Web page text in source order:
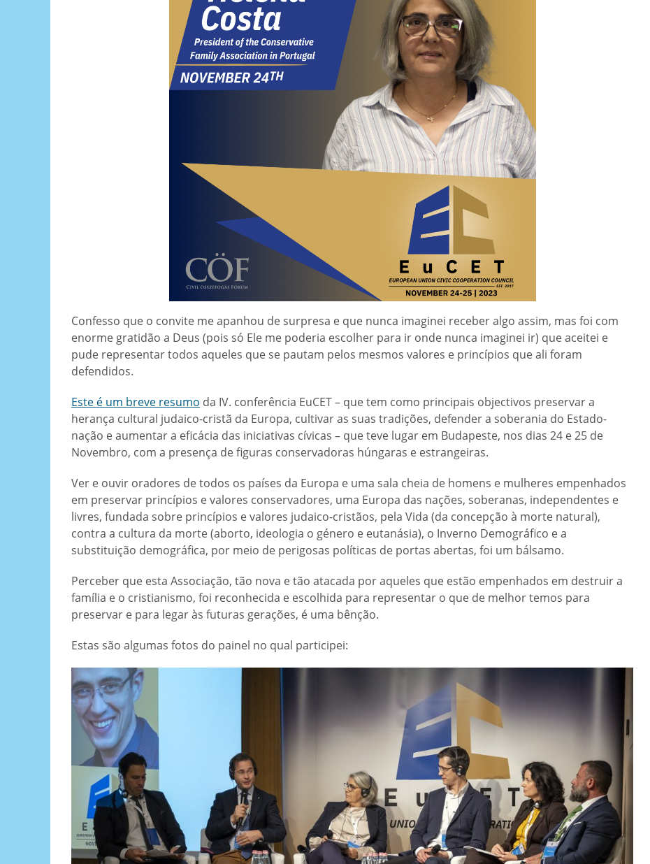
Confesso que o convite me apanhou de surpresa e que nunca imaginei receber algo assim, mas foi com
enorme gratidão a Deus (pois só Ele me poderia escolher para ir onde nunca imaginei ir) que aceitei e
pude representar todos aqueles que se pautam pelos mesmos valores e princípios que ali foram
defendidos.
Este é um breve resumo da IV. conferência EuCET – que tem como principais objectivos preservar a
herança cultural judaico-cristã da Europa, cultivar as suas tradições, defender a soberania do Estado-
nação e aumentar a eficácia das iniciativas cívicas – que teve lugar em Budapeste, nos dias 24 e 25 de
Novembro, com a presença de figuras conservadoras húngaras e estrangeiras.
Ver e ouvir oradores de todos os países da Europa e uma sala cheia de homens e mulheres empenhados
em preservar princípios e valores conservadores, uma Europa das nações, soberanas, independentes e
livres, fundada sobre princípios e valores judaico-cristãos, pela Vida (da concepção à morte natural),
contra a cultura da morte (aborto, ideologia o género e eutanásia), o Inverno Demográfico e a
substituição demográfica, por meio de perigosas políticas de portas abertas, foi um bálsamo.
Perceber que esta Associação, tão nova e tão atacada por aqueles que estão empenhados em destruir a
família e o cristianismo, foi reconhecida e escolhida para representar o que de melhor temos para
preservar e para legar às futuras gerações, é uma bênção.
Estas são algumas fotos do painel no qual participei: